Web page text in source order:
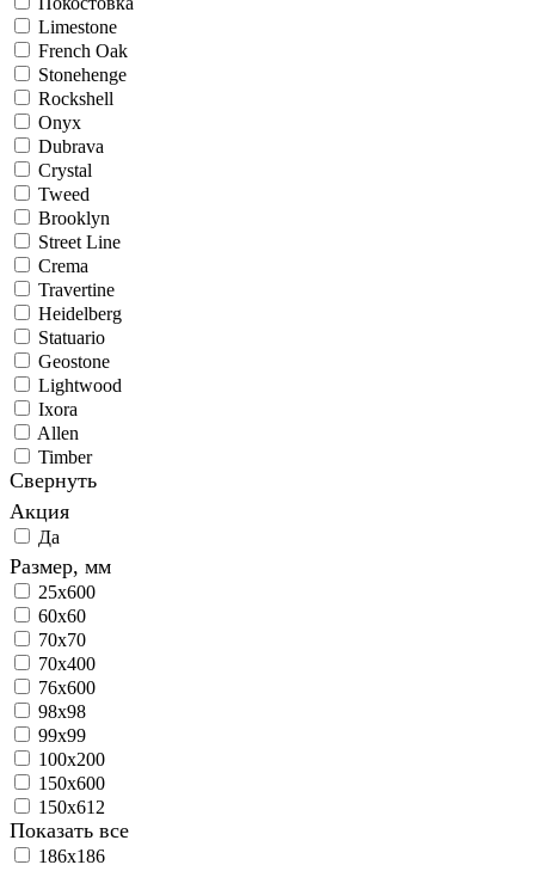
Limestone
French Oak
Stonehenge
Rockshell
Onyx
Dubrava
Crystal
Tweed
Brooklyn
Street Line
Crema
Travertine
Heidelberg
Statuario
Geostone
Lightwood
Ixora
Allen
Timber
Свернуть
Акция
Да
Размер, мм
25х600
60х60
70х70
70х400
76х600
98х98
99х99
100x200
150х600
150x612
Показать все
186x186